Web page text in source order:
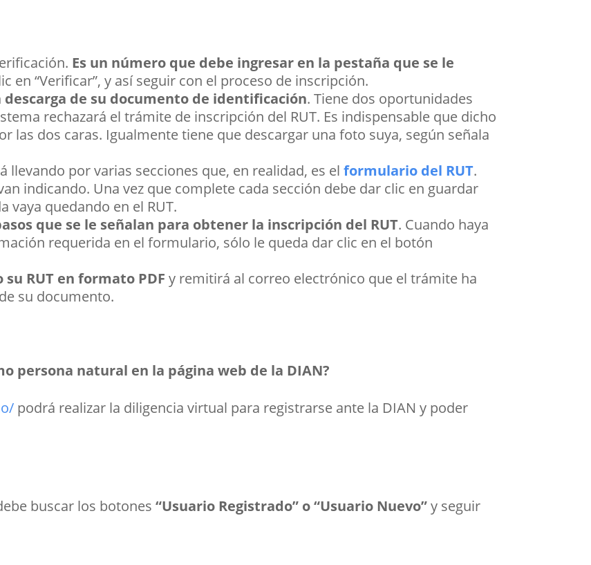
Es un número que debe ingresar en la pestaña que se le
en “Verificar”, y así seguir con el proceso de inscripción.
descarga de su documento de identificación. Tiene dos oportunidades
rechazará el trámite de inscripción del RUT. Es indispensable que dicho
las dos caras. Igualmente tiene que descargar una foto suya, según señala
llevando por varias secciones que, en realidad, es el formulario del RUT.
indicando. Una vez que complete cada sección debe dar clic en guardar
quedando en el RUT.
que se le señalan para obtener la inscripción del RUT. Cuando haya
requerida en el formulario, sólo le queda dar clic en el botón
RUT en formato PDF y remitirá al correo electrónico que el trámite ha
su documento.
persona natural en la página web de la DIAN?
podrá realizar la diligencia virtual para registrarse ante la DIAN y poder
buscar los botones“Usuario Registrado” o “Usuario Nuevo”y seguir